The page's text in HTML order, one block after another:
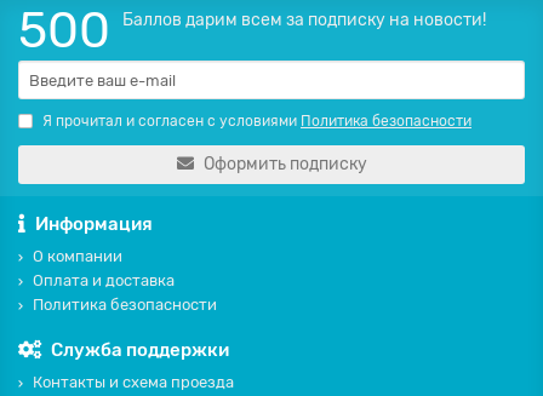
500 Баллов дарим всем за подписку на новости!
Я прочитал и согласен с условиями Политика безопасности
Оформить подписку
Информация
О компании
Оплата и доставка
Политика безопасности
Служба поддержки
Контакты и схема проезда